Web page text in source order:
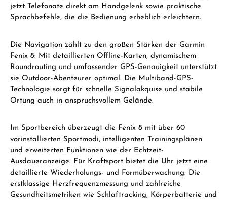
jetzt Telefonate direkt am Handgelenk sowie praktische
Sprachbefehle, die die Bedienung erheblich erleichtern.
Die Navigation zählt zu den großen Stärken der Garmin
Fenix 8: Mit detaillierten Offline-Karten, dynamischem
Roundrouting und umfassender GPS-Genauigkeit unterstützt
sie Outdoor-Abenteurer optimal. Die Multiband-GPS-
Technologie sorgt für schnelle Signalakquise und stabile
Ortung auch in anspruchsvollem Gelände.
Im Sportbereich überzeugt die Fenix 8 mit über 60
vorinstallierten Sportmodi, intelligenten Trainingsplänen
und erweiterten Funktionen wie der Echtzeit-
Ausdaueranzeige. Für Kraftsport bietet die Uhr jetzt eine
detaillierte Wiederholungs- und Formüberwachung. Die
erstklassige Herzfrequenzmessung und zahlreiche
Gesundheitsmetriken wie Schlaftracking, Körperbatterie und